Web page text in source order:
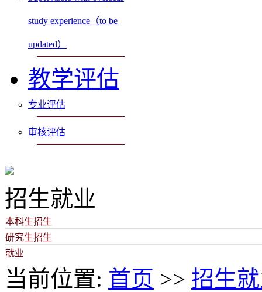
study experience（to be
updated）
教学评估
专业评估
审核评估
招生就业
本科生招生
研究生招生
就业
当前位置: 首页 >> 招生